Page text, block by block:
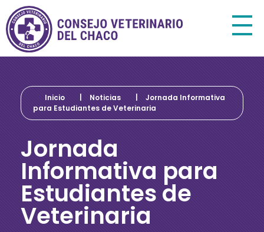
Consejo Veterinario del Chaco
Sede Central Resistencia
Inicio Noticias
Jornada Informativa
para Estudiantes de Veterinaria
Jornada
Informativa para
Estudiantes de
Veterinaria